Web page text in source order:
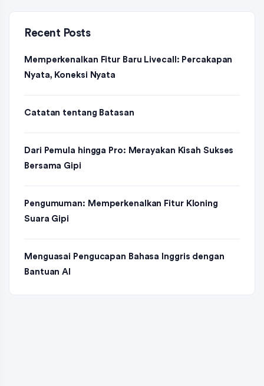
Recent Posts
Memperkenalkan Fitur Baru Livecall: Percakapan
Nyata, Koneksi Nyata
Catatan tentang Batasan
Dari Pemula hingga Pro: Merayakan Kisah Sukses
Bersama Gipi
Pengumuman: Memperkenalkan Fitur Kloning
Suara Gipi
Menguasai Pengucapan Bahasa Inggris dengan
Bantuan AI